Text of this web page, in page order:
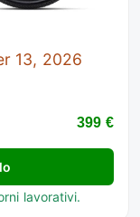
13, 2026
399 €
lavorativi.